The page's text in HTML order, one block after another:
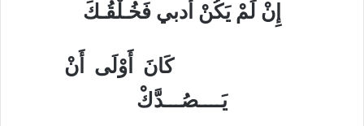
إِنْ لَمْ يَكُنْ أدبي فَخُـلْقُـكَ
كَانَ أَوْلَى أَنْ
يَــــصُـــدَّكْ